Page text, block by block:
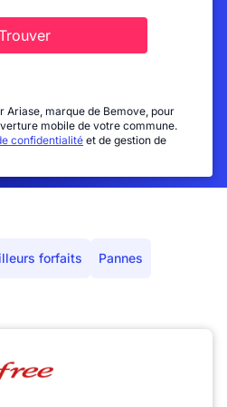
Ariase, marque de Bemove, pour
mobile de votre commune.
confidentialité et de gestion de
forfaits Pannes